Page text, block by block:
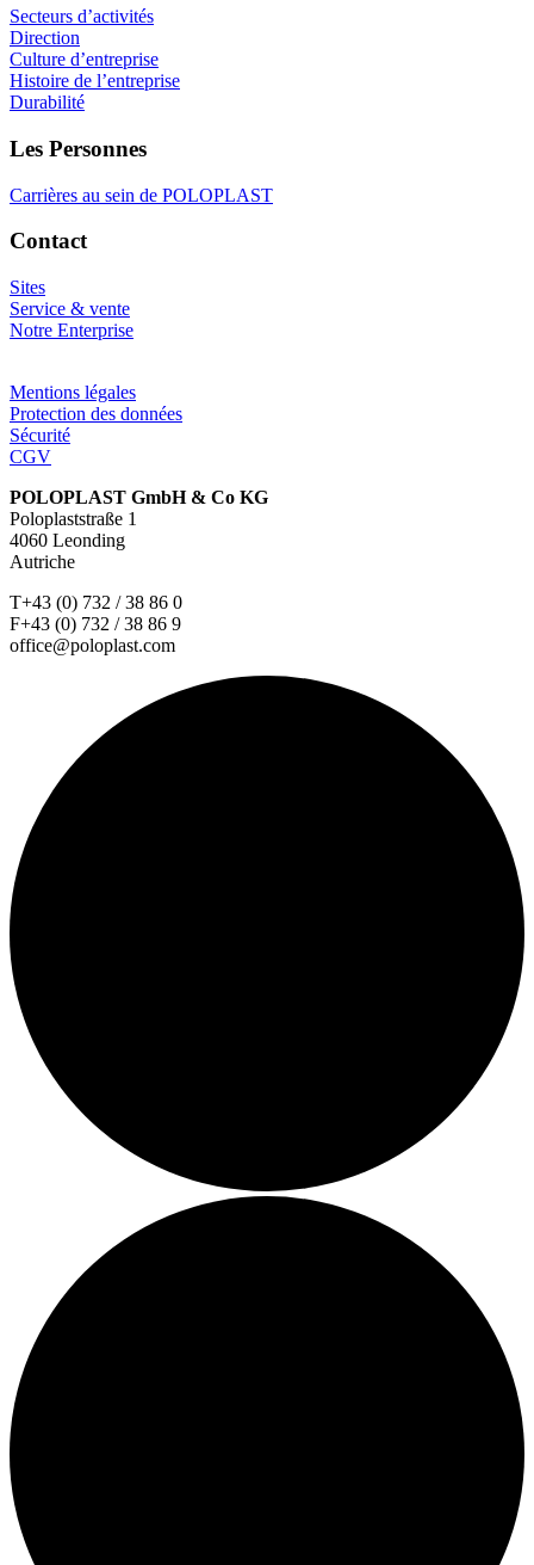
Secteurs d’activités
Direction
Culture d’entreprise
Histoire de l’entreprise
Durabilité
Les Personnes
Carrières au sein de POLOPLAST
Contact
Sites
Service & vente
Notre Enterprise
Mentions légales
Protection des données
Sécurité
CGV
POLOPLAST GmbH & Co KG
Poloplaststraße 1
4060 Leonding
Autriche
T+43 (0) 732 / 38 86 0
F+43 (0) 732 / 38 86 9
office@poloplast.com